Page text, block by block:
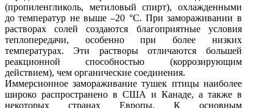
(пропиленгликоль, метиловый спирт), охлажденными
до температур не выше –20 °С. При замораживании в
растворах солей создаются благоприятные условия
теплопередачи, особенно при более низких
температурах. Эти растворы отличаются большей
реакционной способностью (коррозирующим
действием), чем органические соединения.
Иммерсионное замораживание тушек птицы наиболее
широко распространено в США и Канаде, а также в
некоторых странах Европы. К основным